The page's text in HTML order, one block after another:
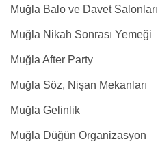
Muğla Balo ve Davet Salonları
Muğla Nikah Sonrası Yemeği
Muğla After Party
Muğla Söz, Nişan Mekanları
Muğla Gelinlik
Muğla Düğün Organizasyon